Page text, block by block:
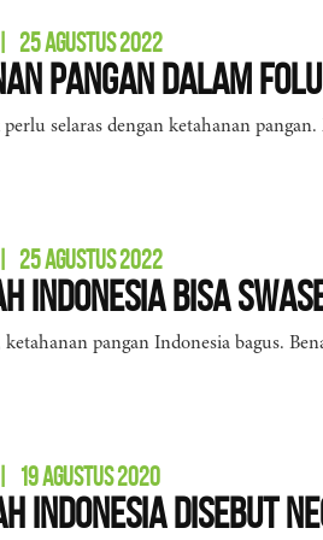
25 AGUSTUS 2022
Pangan dalam
selaras dengan ketahanan
25 AGUSTUS 2022
Indonesia Bisa
pangan Indonesia bagus.
19 AGUSTUS 2020
Indonesia Disebut